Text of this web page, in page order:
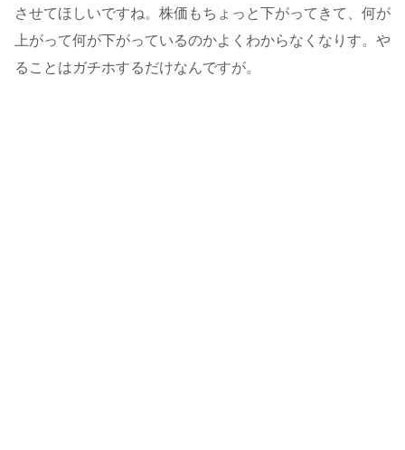
させてほしいですね。株価もちょっと下がってきて、何が
上がって何が下がっているのかよくわからなくなりす。や
ることはガチホするだけなんですが。